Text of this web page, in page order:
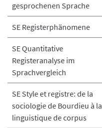
gesprochenen Sprache
SE Registerphänomene
SE Quantitative
Registeranalyse im
Sprachvergleich
SE Style et registre: de la
sociologie de Bourdieu à la
linguistique de corpus